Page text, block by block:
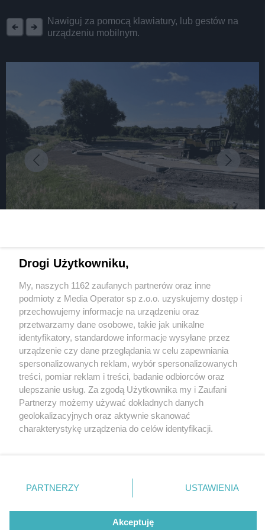
Nawiguj za pomocą klawiatury, lub gestów na
urządzeniu mobilnym.
wypoczną nad Małą Panwią
0 / 2
Bulwary w Kaletach
Wydawca mediów lokalnych
Nie zapomnij
zapoznać się z:
polityką prywatności regulamin korzystania z portali
Twojemiasto
Piekary Śląskie
Chorzów
Tarnowskie Góry
Gliwice
Skontakuj sięz nami
Kontakt
Wydawca
Redakcja
Drogi Użytkowniku,
My, naszych 1162 zaufanych partnerów oraz inne
podmioty z Media Operator sp z.o.o. uzyskujemy dostęp i
przechowujemy informacje na urządzeniu oraz
przetwarzamy dane osobowe, takie jak unikalne
identyfikatory, standardowe informacje wysyłane przez
urządzenie czy dane przeglądania w celu zapewniania
spersonalizowanych reklam, wybór spersonalizowanych
treści, pomiar reklam i treści, badanie odbiorców oraz
ulepszanie usług. Za zgodą Użytkownika my i Zaufani
Partnerzy możemy używać dokładnych danych
geolokalizacyjnych oraz aktywnie skanować
charakterystykę urządzenia do celów identyfikacji.
zmienić/wycofać klikając przycisk ustawień prywatności
znajdujący się w lewym dolnym rogu strony
rodzaje przetwarzania danych nie wymagają zgody
użytkownika, ale masz prawo sprzeciwić się takiemu
PARTNERZY USTAWIENIA
Akceptuję